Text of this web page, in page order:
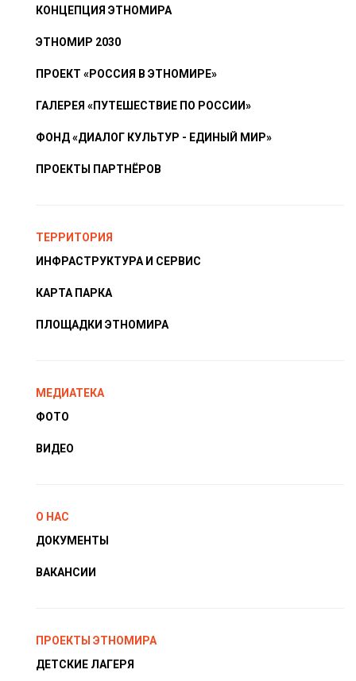
КОНЦЕПЦИЯ ЭТНОМИРА
ЭТНОМИР 2030
ПРОЕКТ «РОССИЯ В ЭТНОМИРЕ»
ГАЛЕРЕЯ «ПУТЕШЕСТВИЕ ПО РОССИИ»
ФОНД «ДИАЛОГ КУЛЬТУР - ЕДИНЫЙ МИР»
ПРОЕКТЫ ПАРТНЁРОВ
ТЕРРИТОРИЯ
ИНФРАСТРУКТУРА И СЕРВИС
КАРТА ПАРКА
ПЛОЩАДКИ ЭТНОМИРА
МЕДИАТЕКА
ФОТО
ВИДЕО
О НАС
ДОКУМЕНТЫ
ВАКАНСИИ
ПРОЕКТЫ ЭТНОМИРА
ДЕТСКИЕ ЛАГЕРЯ